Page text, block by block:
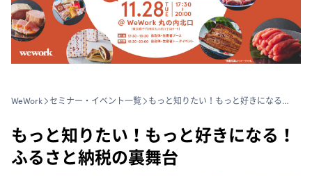
WeWork セミナー・イベント一覧 もっと知りたい！もっと好きになる！ ふるさと納税の裏舞台
もっと知りたい！もっと好きになる！
ふるさと納税の裏舞台